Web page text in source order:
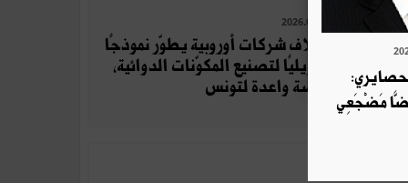
2026.08.06
ائتلاف شركات أوروبية يطوّر نموذجًا
تحويليًا لتصنيع المكوّنات الدوائية،
فرصة واعدة لتونس
مَضْجَعِي